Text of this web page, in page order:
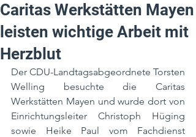
Caritas Werkstätten Mayen
leisten wichtige Arbeit mit
Herzblut
Der CDU-Landtagsabgeordnete Torsten
Welling besuchte die Caritas
Werkstätten Mayen und wurde dort von
Einrichtungsleiter Christoph Hüging
sowie Heike Paul vom Fachdienst